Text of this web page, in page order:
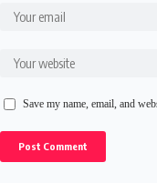
Save my name, email, and